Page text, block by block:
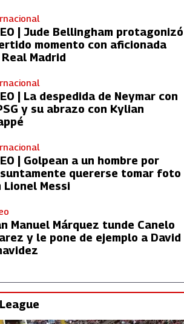
| Jude Bellingham protagonizó
momento con aficionada
Madrid
| La despedida de Neymar con
y su abrazo con Kylian
| Golpean a un hombre por
quererse tomar foto
Lionel Messi
Manuel Márquez tunde Canelo
y le pone de ejemplo a David